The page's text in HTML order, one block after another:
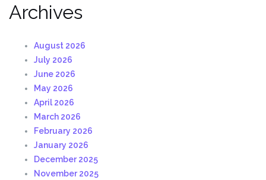
Archives
August 2026
July 2026
June 2026
May 2026
April 2026
March 2026
February 2026
January 2026
December 2025
November 2025